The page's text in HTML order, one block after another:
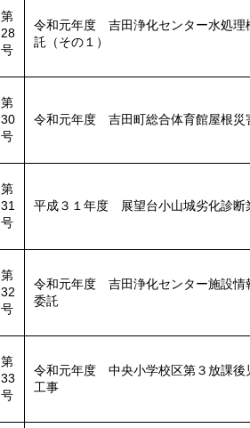
第
28
号
令和元年度 吉田浄化センター水処理
託（その１）
第
30
号
令和元年度 吉田町総合体育館屋根災
第
31
号
平成３１年度 展望台小山城劣化診断
第
32
号
令和元年度 吉田浄化センター施設情
委託
第
33
号
令和元年度 中央小学校区第３放課後
工事